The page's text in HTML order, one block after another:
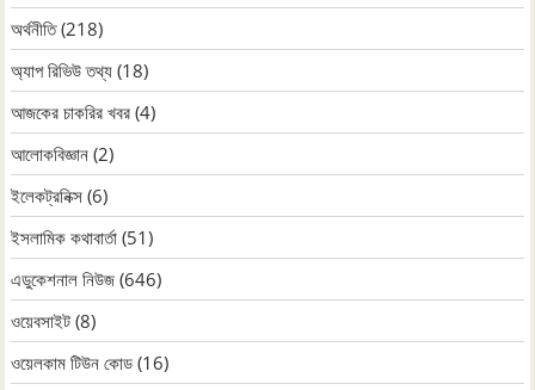
অর্থনীতি(218)
অ্যাপ রিভিউ তথ্য (18)
আজকের চাকরির খবর (4)
আলোকবিজ্ঞান (2)
ইলেকট্রনিক্স (6)
ইসলামিক কথাবার্তা (51)
এডুকেশনাল নিউজ (646)
ওয়েবসাইট (8)
ওয়েলকাম টিউন কোড (16)